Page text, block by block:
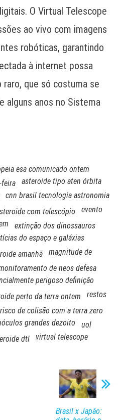
O Virtual Telescope
ao vivo com imagens
robóticas, garantindo
à internet possa
que só costuma se
alguns anos no Sistema
esa comunicado ontem
feira
asteroide tipo aten órbita
cnn brasil tecnologia astronomia
com telescópio
evento
extinção dos dinossauros
do espaço e galáxias
amanhã
magnitude de
de neos defesa
perigoso definição
perto da terra ontem
restos
risco de colisão com a terra zero
grandes dezoito
uol
dtl
virtual telescope
Brasil x Japão: